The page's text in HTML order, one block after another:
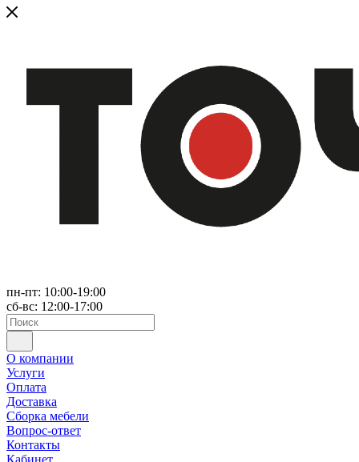
пн-пт: 10:00-19:00
сб-вс: 12:00-17:00
О компании
Услуги
Оплата
Доставка
Сборка мебели
Вопрос-ответ
Контакты
Кабинет